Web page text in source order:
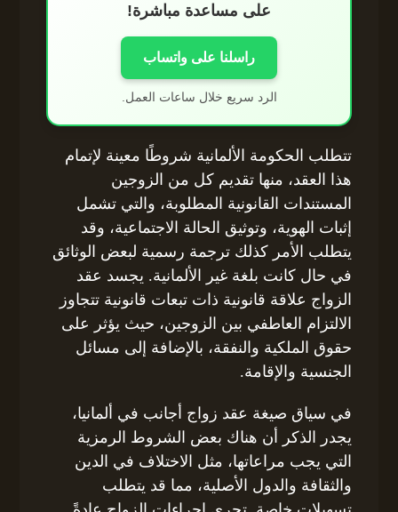
على مساعدة مباشرة!
راسلنا على واتساب
الرد سريع خلال ساعات العمل.
تتطلب الحكومة الألمانية شروطًا معينة لإتمام
هذا العقد، منها تقديم كل من الزوجين
المستندات القانونية المطلوبة، والتي تشمل
إثبات الهوية، وتوثيق الحالة الاجتماعية، وقد
يتطلب الأمر كذلك ترجمة رسمية لبعض الوثائق
في حال كانت بلغة غير الألمانية. يجسد عقد
الزواج علاقة قانونية ذات تبعات قانونية تتجاوز
الالتزام العاطفي بين الزوجين، حيث يؤثر على
حقوق الملكية والنفقة، بالإضافة إلى مسائل
الجنسية والإقامة.
في سياق صيغة عقد زواج أجانب في ألمانيا،
يجدر الذكر أن هناك بعض الشروط الرمزية
التي يجب مراعاتها، مثل الاختلاف في الدين
والثقافة والدول الأصلية، مما قد يتطلب